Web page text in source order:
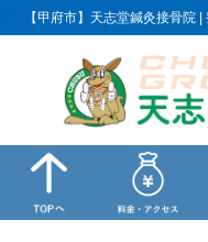
【甲府市】天志堂鍼灸接骨院